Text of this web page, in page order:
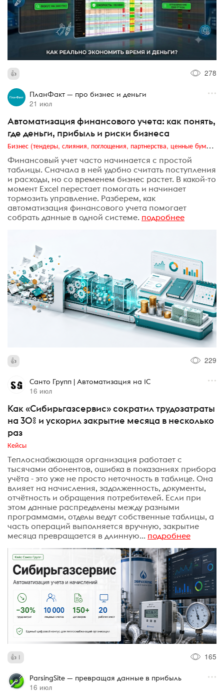
278
ПланФакт — про бизнес и деньги
21 июл
Автоматизация финансового учета: как понять,
где деньги, прибыль и риски бизнеса
Бизнес (тендеры, слияния, поглощения, партнерства, ценные бумаги, акционеры, финансы и отчетность)
Финансовый учет часто начинается с простой
таблицы. Сначала в ней удобно считать поступления
и расходы, но со временем бизнес растет. В какой-то
момент Excel перестает помогать и начинает
тормозить управление. Разберем, как
автоматизация финансового учета помогает
собрать данные в одной системе. подробнее
229
Санто Групп | Автоматизация на 1С
16 июл
Как «Сибирьгазсервис» сократил трудозатраты
на 30% и ускорил закрытие месяца в несколько
раз
Кейсы
Теплоснабжающая организация работает с
тысячами абонентов, ошибка в показаниях прибора
учёта - это уже не просто неточность в таблице. Она
влияет на начисления, задолженность, документы,
отчётность и обращения потребителей. Если при
этом данные распределены между разными
программами, отделы ведут собственные таблицы, а
часть операций выполняется вручную, закрытие
месяца превращается в длинную... подробнее
1 165
ParsingSite — превращая данные в прибыль
16 июл